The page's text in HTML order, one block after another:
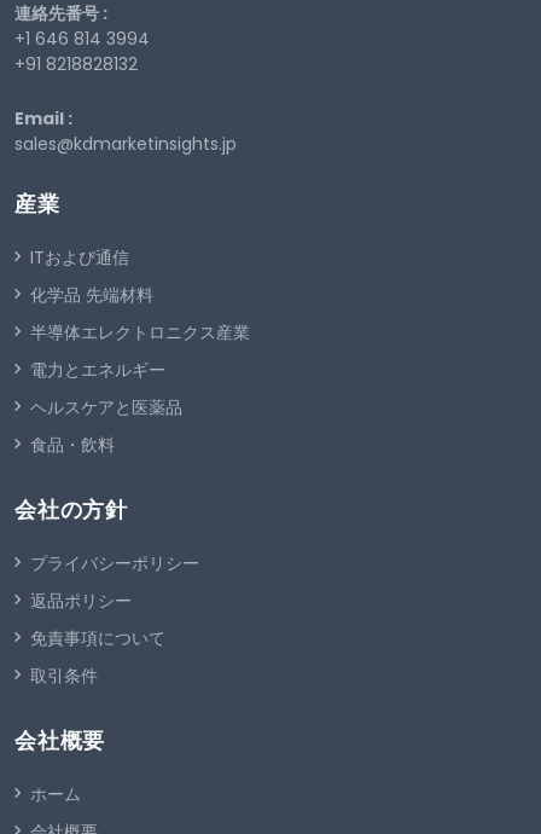
連絡先番号 :
+1 646 814 3994
+91 8218828132
Email :
sales@kdmarketinsights.jp
産業
ITおよび通信
化学品 先端材料
半導体エレクトロニクス産業
電力とエネルギー
ヘルスケアと医薬品
食品・飲料
会社の方針
プライバシーポリシー
返品ポリシー
免責事項について
取引条件
会社概要
ホーム